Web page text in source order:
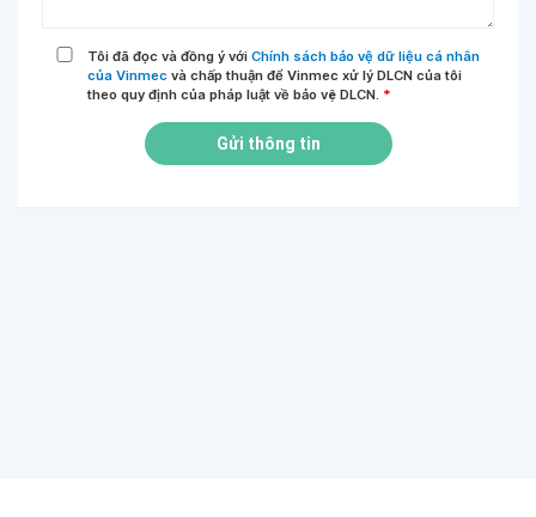
Tôi đã đọc và đồng ý với Chính sách bảo vệ dữ liệu cá nhân
của Vinmec và chấp thuận để Vinmec xử lý DLCN của tôi
theo quy định của pháp luật về bảo vệ DLCN. *
Gửi thông tin